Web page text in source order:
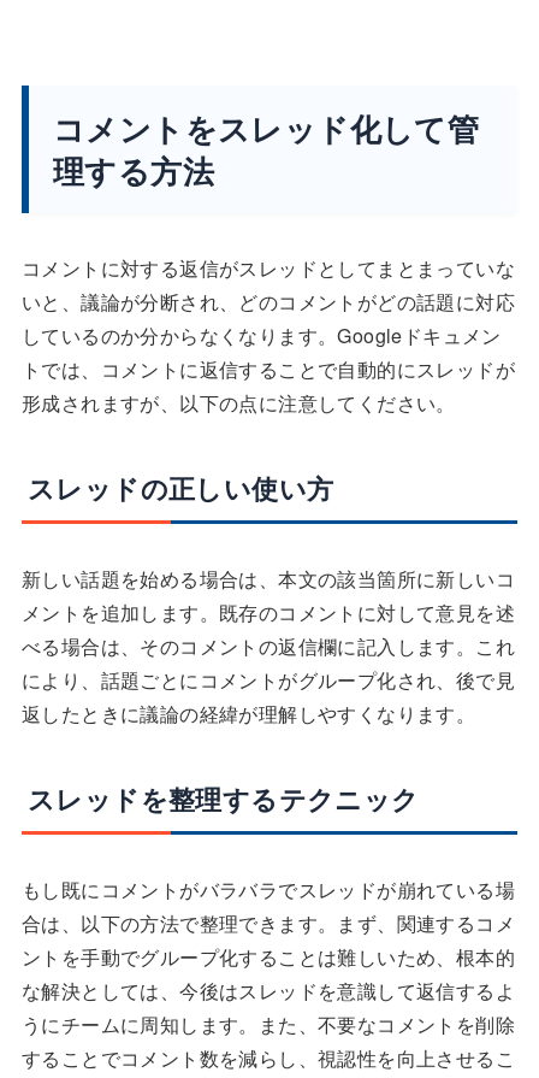
コメントをスレッド化して管
理する方法
コメントに対する返信がスレッドとしてまとまっていな
いと、議論が分断され、どのコメントがどの話題に対応
しているのか分からなくなります。Googleドキュメン
トでは、コメントに返信することで自動的にスレッドが
形成されますが、以下の点に注意してください。
スレッドの正しい使い方
新しい話題を始める場合は、本文の該当箇所に新しいコ
メントを追加します。既存のコメントに対して意見を述
べる場合は、そのコメントの返信欄に記入します。これ
により、話題ごとにコメントがグループ化され、後で見
返したときに議論の経緯が理解しやすくなります。
スレッドを整理するテクニック
もし既にコメントがバラバラでスレッドが崩れている場
合は、以下の方法で整理できます。まず、関連するコメ
ントを手動でグループ化することは難しいため、根本的
な解決としては、今後はスレッドを意識して返信するよ
うにチームに周知します。また、不要なコメントを削除
することでコメント数を減らし、視認性を向上させるこ